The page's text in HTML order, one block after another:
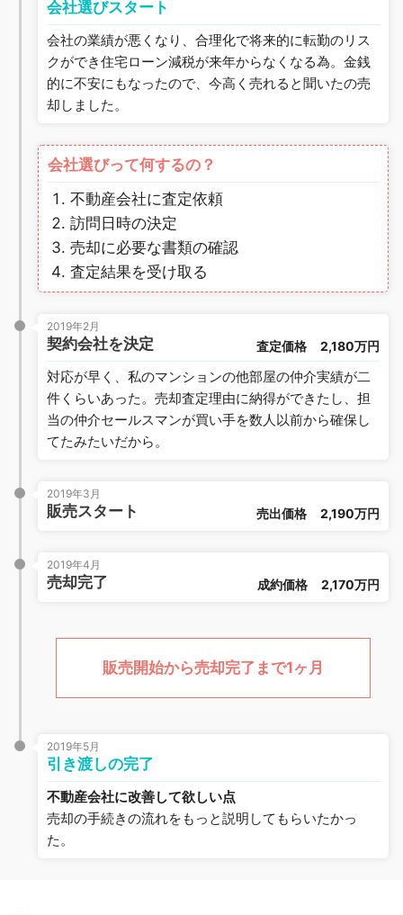
会社選びスタート
会社の業績が悪くなり、合理化で将来的に転勤のリス
クができ住宅ローン減税が来年からなくなる為。金銭
的に不安にもなったので、今高く売れると聞いたの売
却しました。
会社選びって何するの？
不動産会社に査定依頼
訪問日時の決定
売却に必要な書類の確認
査定結果を受け取る
2019年2月
契約会社を決定 査定価格 2,180万円
対応が早く、私のマンションの他部屋の仲介実績が二
件くらいあった。売却査定理由に納得ができたし、担
当の仲介セールスマンが買い手を数人以前から確保し
てたみたいだから。
2019年3月
販売スタート 売出価格 2,190万円
2019年4月
売却完了 成約価格 2,170万円
販売開始から売却完了まで1ヶ月
2019年5月
引き渡しの完了
不動産会社に改善して欲しい点
売却の手続きの流れをもっと説明してもらいたかっ
た。